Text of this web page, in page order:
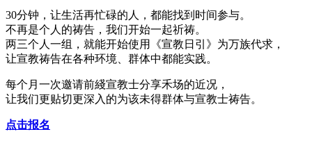
30分钟，让生活再忙碌的人，都能找到时间参与。
不再是个人的祷告，我们开始一起祈祷。
两三个人一组，就能开始使用《宣教日引》为万族代求，
让宣教祷告在各种环境、群体中都能实践。
每个月一次邀请前綫宣教士分享禾场的近况，
让我们更贴切更深入的为该未得群体与宣教士祷告。
点击报名